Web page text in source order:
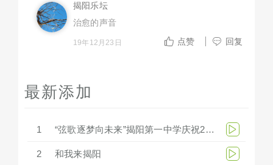
揭阳乐坛
治愈的声音
19年12月23日 点赞 回复
最新添加
1 “弦歌逐梦向未来”揭阳第一中学庆祝279周年华诞文艺汇演
2 和我来揭阳